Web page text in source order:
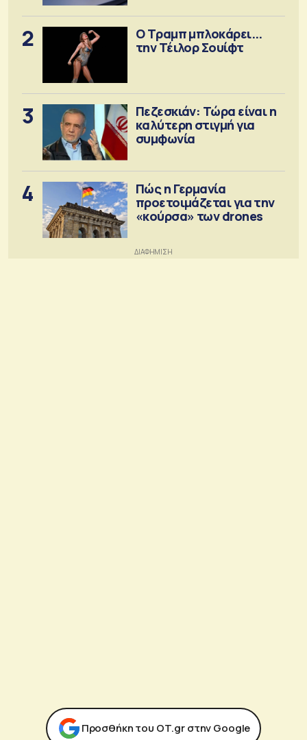
2
Ο Τραμπ μπλοκάρει...
την Τέιλορ Σουίφτ
3
Πεζεσκιάν: Τώρα είναι η
καλύτερη στιγμή για
συμφωνία
4
Πώς η Γερμανία
προετοιμάζεται για την
«κούρσα» των drones
Προσθήκη του ΟΤ.gr στην Google